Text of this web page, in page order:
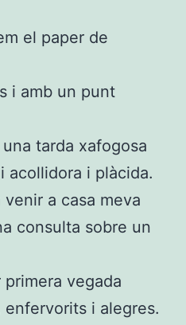
el paper de
i amb un punt
tarda xafogosa
acollidora i plàcida.
a casa meva
consulta sobre un
vegada
i alegres.